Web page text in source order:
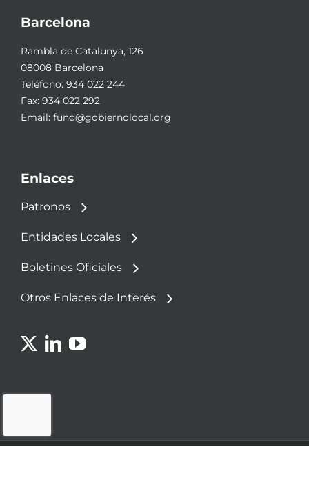
Barcelona
Rambla de Catalunya, 126
08008 Barcelona
Teléfono: 934 022 244
Fax: 934 022 292
Email: fund@gobiernolocal.org
Enlaces
Patronos
Entidades Locales
Boletines Oficiales
Otros Enlaces de Interés